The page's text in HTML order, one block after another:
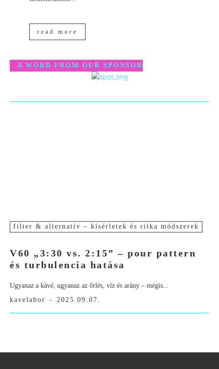
read more
A WORD FROM OUR SPONSOR
filter & alternatív – kísérletek és ritka módszerek
V60 „3:30 vs. 2:15” – pour pattern
és turbulencia hatása
Ugyanaz a kávé, ugyanaz az őrlés, víz és arány – mégis...
kavelabor
- 2025.09.07.